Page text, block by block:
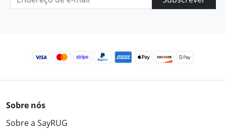
Sobre nós
Sobre a SayRUG